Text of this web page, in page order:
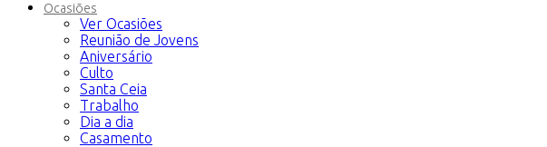
Ocasiões
Ver Ocasiões
Reunião de Jovens
Aniversário
Culto
Santa Ceia
Trabalho
Dia a dia
Casamento